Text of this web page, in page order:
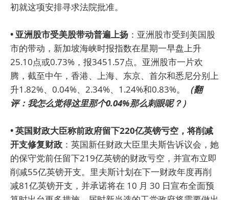
初就这项安排寻求法院批准。
• 亚洲股市受美股带动普遍上扬 ：亚洲股市受到美国股
市的带动，新加坡海峡时报指数在星期一早盘上升
25.10点或0.73%，报3451.57点。亚洲股市一片欢
腾，截至中午，香港、上海、东京、首尔和悉尼分别上
升1.82%、0.04%、2.34%、1.24%和0.83%。
（翻
评：我怎么觉得这里那个0.04%那么刺眼呢？）
• 英国财政大臣称前政府留下220亿英镑亏空，将削减
开支修复财政 ：英国新任财政大臣里夫斯告诉议会，她
的保守党前任留下219亿英镑的财政亏空，并宣布立即
削减55亿英镑开支。里夫斯计划在下一财政年度再削
减81亿英镑开支，并承诺将在 10 月 30 日宣布全面预